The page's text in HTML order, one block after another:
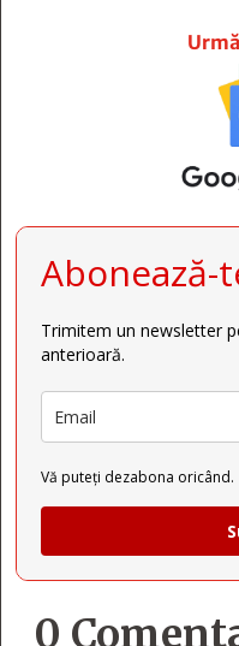
Abonează-
Trimitem un newsletter
anterioară.
Vă puteți dezabona oricând.
0